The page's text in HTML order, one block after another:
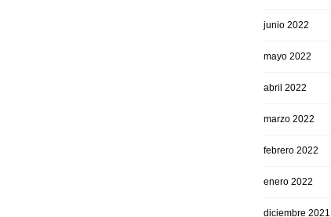
junio 2022
mayo 2022
abril 2022
marzo 2022
febrero 2022
enero 2022
diciembre 2021